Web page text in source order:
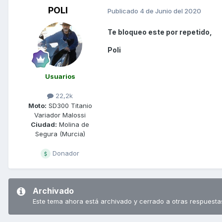
POLI
Usuarios
22,2k
Moto: SD300 Titanio
Variador Malossi
Ciudad: Molina de
Segura (Murcia)
Donador
Publicado 4 de Junio del 2020
Te bloqueo este por repetido,
Poli
Archivado
Este tema ahora está archivado y cerrado a otras